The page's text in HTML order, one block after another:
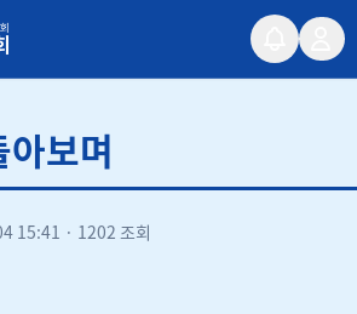
보며
15:41 · 1202 조회